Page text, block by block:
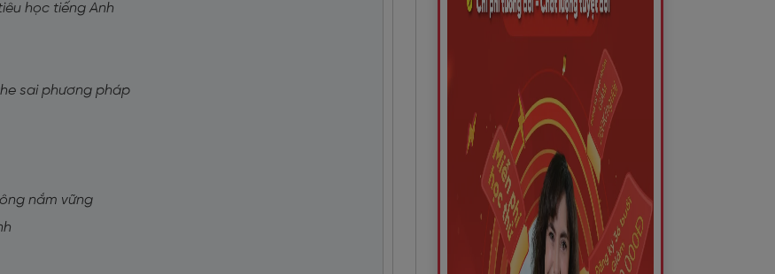
học tiếng Anh
sai phương pháp
nắm vững